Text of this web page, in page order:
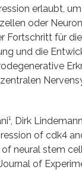
erlaubt,
oder
Fortschritt für die
und die
Dirk
of cdk4
neural stem
of